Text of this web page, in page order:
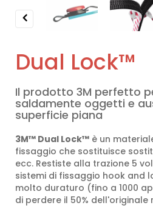
Dual Lock™
Il prodotto 3M perfetto
saldamente oggetti e
superficie piana
3M™ Dual Lock™ è un
fissaggio che sostituisce
ecc. Restiste alla trazione 5
sistemi di fissaggio hook and
molto duraturo (fino a 1000
di perdere il 50% dell'originale